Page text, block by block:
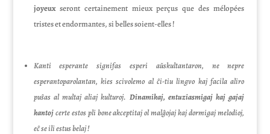
joyeuxseront certainement mieux perçus que des mélopées
tristes et endormantes, si belles soient-elles !
Kanti esperante signifas esperi aŭskultantaron, ne nepre
esperantoparolantan, kies scivolemo al ĉi-tiu lingvo kaj facila aliro
puŝas al multaj aliaj kulturoj. Dinamikaj, entuziasmigaj kaj gajaj
kantojcerte estos pli bone akceptitaj ol malĝojaj kaj dormigaj melodioj,
eĉ se ili estus belaj !